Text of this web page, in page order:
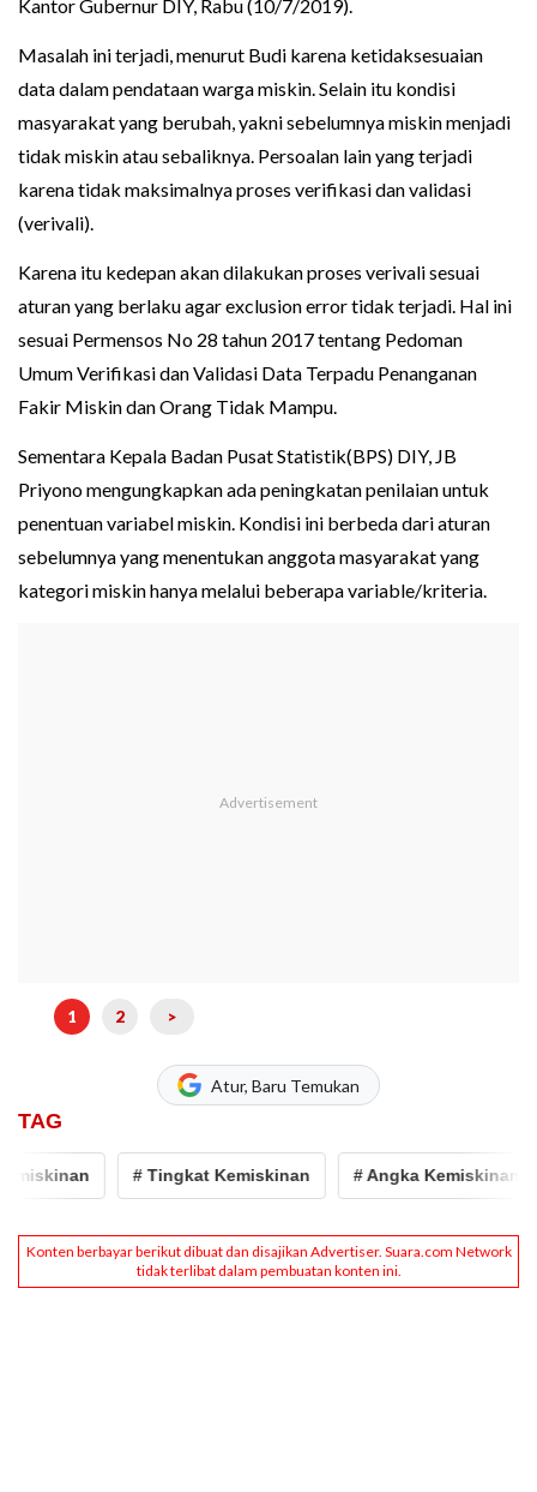
Kantor Gubernur DIY, Rabu (10/7/2019).
Masalah ini terjadi, menurut Budi karena ketidaksesuaian
data dalam pendataan warga miskin. Selain itu kondisi
masyarakat yang berubah, yakni sebelumnya miskin menjadi
tidak miskin atau sebaliknya. Persoalan lain yang terjadi
karena tidak maksimalnya proses verifikasi dan validasi
(verivali).
Karena itu kedepan akan dilakukan proses verivali sesuai
aturan yang berlaku agar exclusion error tidak terjadi. Hal ini
sesuai Permensos No 28 tahun 2017 tentang Pedoman
Umum Verifikasi dan Validasi Data Terpadu Penanganan
Fakir Miskin dan Orang Tidak Mampu.
Sementara Kepala Badan Pusat Statistik(BPS) DIY, JB
Priyono mengungkapkan ada peningkatan penilaian untuk
penentuan variabel miskin. Kondisi ini berbeda dari aturan
sebelumnya yang menentukan anggota masyarakat yang
kategori miskin hanya melalui beberapa variable/kriteria.
1 2 >
Atur, Baru Temukan
TAG
# Tingkat Kemiskinan # Angka Kemiskinan